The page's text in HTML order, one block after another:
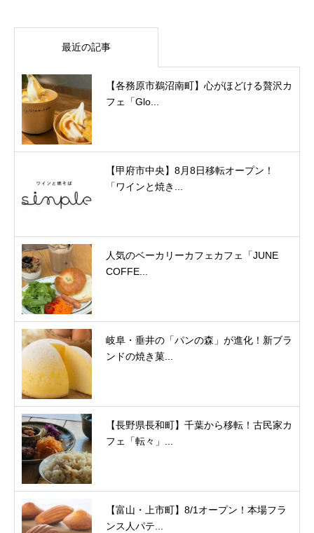
最近の記事
【各務原市鵜沼南町】心がほどける贅沢カ
フェ「Glo...
【甲府市中央】8月8日移転オープン！
「ワインと焼き...
人気のベーカリーカフェカフェ「JUNE
COFFE...
岐阜・垂井の「パンの森」が進化！新ブラ
ンドの焼き菓...
【長野県長和町】千葉から移転！古民家カ
フェ「転々」...
【富山・上市町】8/1オープン！本場フラ
ンス人パテ...